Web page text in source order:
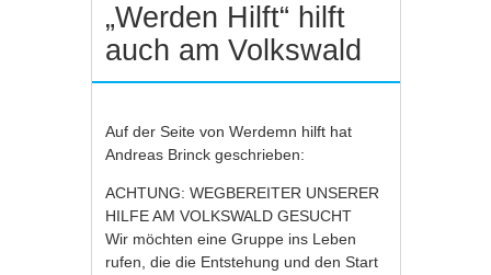
„Werden Hilft“ hilft
auch am Volkswald
Auf der Seite von Werdemn hilft hat
Andreas Brinck geschrieben:
ACHTUNG: WEGBEREITER UNSERER
HILFE AM VOLKSWALD GESUCHT
Wir möchten eine Gruppe ins Leben
rufen, die die Entstehung und den Start